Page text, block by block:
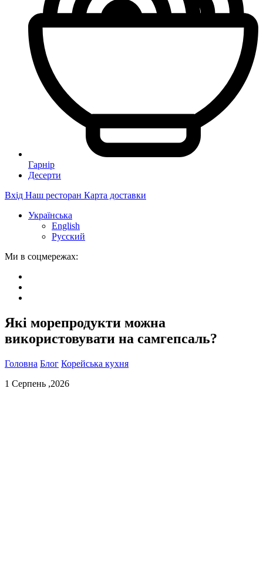
Гарнір
Десерти
Вхід Наш ресторан Карта доставки
Українська
English
Русский
Ми в соцмережах:
Які морепродукти можна
використовувати на самгепсаль?
Головна Блог Корейська кухня
1 Серпень ,2026